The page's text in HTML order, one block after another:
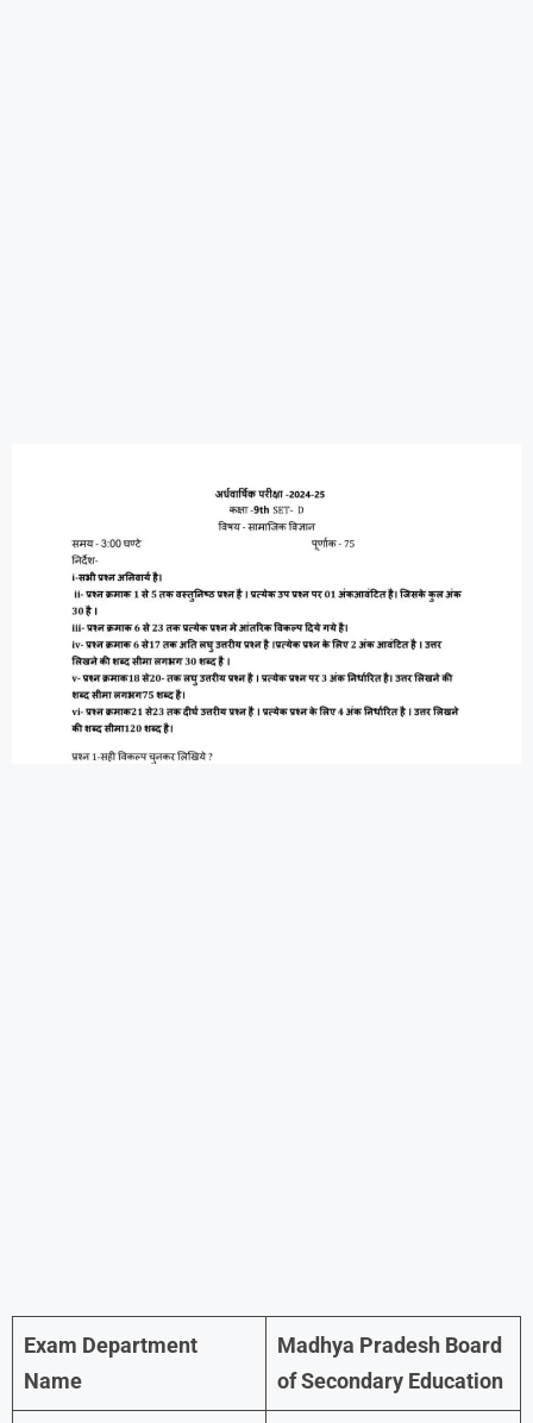
Exam Department
Name
Madhya Pradesh Board
of Secondary Education